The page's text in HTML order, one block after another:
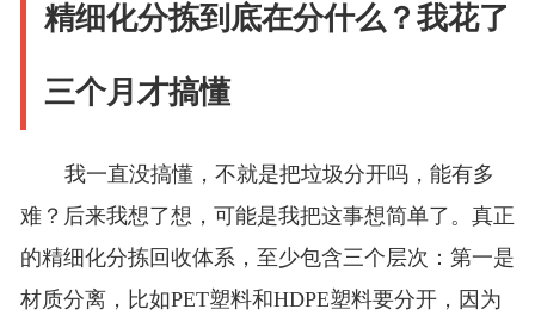
精细化分拣到底在分什么？我花了
三个月才搞懂
我一直没搞懂，不就是把垃圾分开吗，能有多
难？后来我想了想，可能是我把这事想简单了。真正
的精细化分拣回收体系，至少包含三个层次：第一是
材质分离，比如PET塑料和HDPE塑料要分开，因为